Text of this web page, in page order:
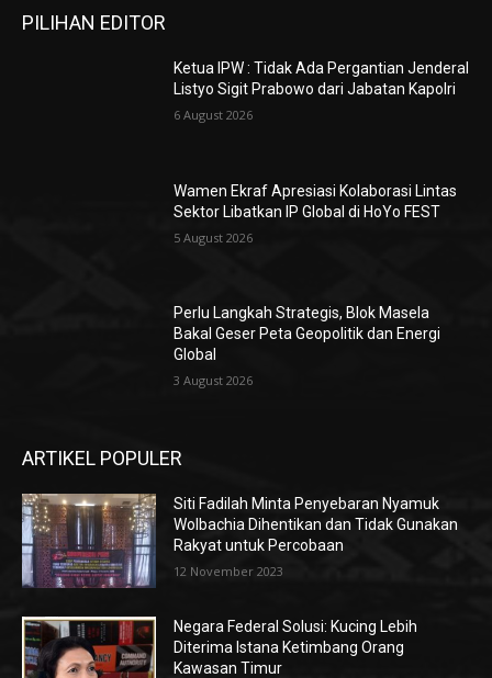
PILIHAN EDITOR
Ketua IPW : Tidak Ada Pergantian Jenderal
Listyo Sigit Prabowo dari Jabatan Kapolri
6 August 2026
Wamen Ekraf Apresiasi Kolaborasi Lintas
Sektor Libatkan IP Global di HoYo FEST
5 August 2026
Perlu Langkah Strategis, ​Blok Masela
Bakal Geser Peta Geopolitik dan Energi
Global
3 August 2026
ARTIKEL POPULER
Siti Fadilah Minta Penyebaran Nyamuk
Wolbachia Dihentikan dan Tidak Gunakan
Rakyat untuk Percobaan
12 November 2023
Negara Federal Solusi: Kucing Lebih
Diterima Istana Ketimbang Orang
Kawasan Timur